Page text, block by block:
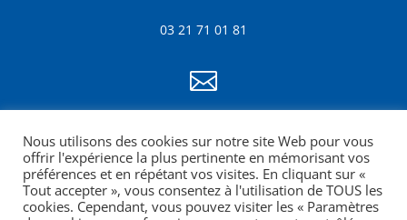
03 21 71 01 81

info@amf62.fr
mentions légales
Nous utilisons des cookies sur notre site Web pour vous
offrir l'expérience la plus pertinente en mémorisant vos
préférences et en répétant vos visites. En cliquant sur «
Tout accepter », vous consentez à l'utilisation de TOUS les
cookies. Cependant, vous pouvez visiter les « Paramètres